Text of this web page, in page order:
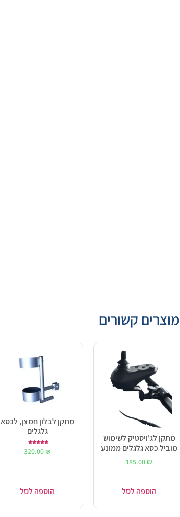
מוצרים קשורים
מתקן לג'ויסטיק לשימוש
מוביל כסא גלגלים ממונע
185.00 ₪
הוספה לסל
מתקן לבלון חמצן, לכסא
גלגלים
5.00
320.00 ₪
הוספה לסל